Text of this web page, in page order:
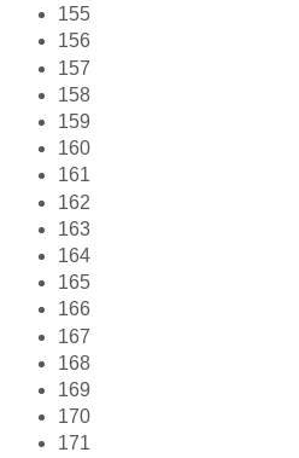
155
156
157
158
159
160
161
162
163
164
165
166
167
168
169
170
171